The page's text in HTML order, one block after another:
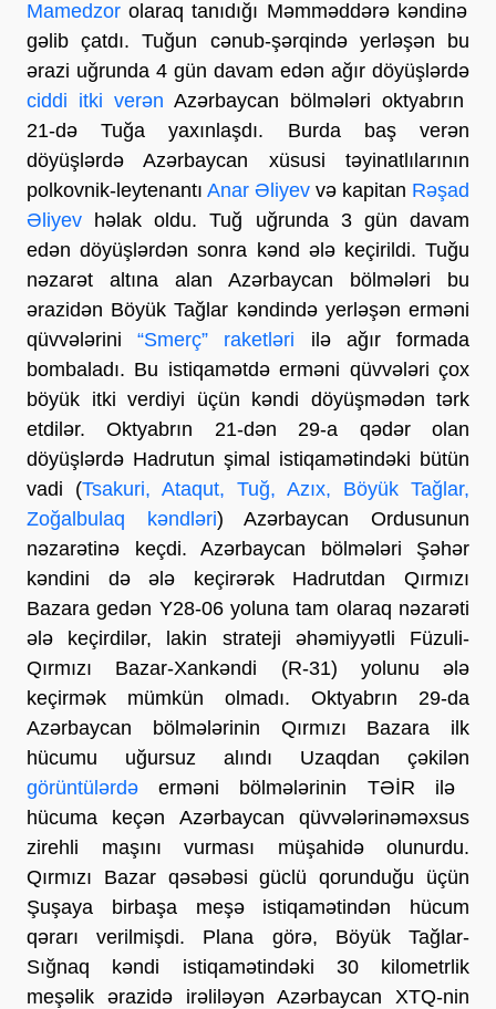
Mamedzor olaraq tanıdığı Məmməddərə kəndinə
gəlib çatdı. Tuğun cənub-şərqində yerləşən bu
ərazi uğrunda 4 gün davam edən ağır döyüşlərdə
ciddi itki verən Azərbaycan bölmələri oktyabrın
21-də Tuğa yaxınlaşdı. Burda baş verən
döyüşlərdə Azərbaycan xüsusi təyinatlılarının
polkovnik-leytenantı Anar Əliyev və kapitan Rəşad
Əliyev həlak oldu. Tuğ uğrunda 3 gün davam
edən döyüşlərdən sonra kənd ələ keçirildi. Tuğu
nəzarət altına alan Azərbaycan bölmələri bu
ərazidən Böyük Tağlar kəndində yerləşən erməni
qüvvələrini “Smerç” raketləri ilə ağır formada
bombaladı. Bu istiqamətdə erməni qüvvələri çox
böyük itki verdiyi üçün kəndi döyüşmədən tərk
etdilər. Oktyabrın 21-dən 29-a qədər olan
döyüşlərdə Hadrutun şimal istiqamətindəki bütün
vadi (Tsakuri, Ataqut, Tuğ, Azıx, Böyük Tağlar,
Zoğalbulaq kəndləri) Azərbaycan Ordusunun
nəzarətinə keçdi. Azərbaycan bölmələri Şəhər
kəndini də ələ keçirərək Hadrutdan Qırmızı
Bazara gedən Y28-06 yoluna tam olaraq nəzarəti
ələ keçirdilər, lakin strateji əhəmiyyətli Füzuli-
Qırmızı Bazar-Xankəndi (R-31) yolunu ələ
keçirmək mümkün olmadı. Oktyabrın 29-da
Azərbaycan bölmələrinin Qırmızı Bazara ilk
hücumu uğursuz alındı Uzaqdan çəkilən
görüntülərdə erməni bölmələrinin TƏİR ilə
hücuma keçən Azərbaycan qüvvələrinəməxsus
zirehli maşını vurması müşahidə olunurdu.
Qırmızı Bazar qəsəbəsi güclü qorunduğu üçün
Şuşaya birbaşa meşə istiqamətindən hücum
qərarı verilmişdi. Plana görə, Böyük Tağlar-
Sığnaq kəndi istiqamətindəki 30 kilometrlik
meşəlik ərazidə irəliləyən Azərbaycan XTQ-nin